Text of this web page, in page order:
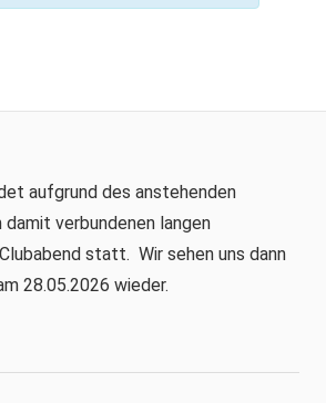
aufgrund des anstehenden
verbundenen langen
statt. Wir sehen uns dann
28.05.2026 wieder.